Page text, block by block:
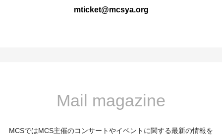
mticket@mcsya.org
Mail magazine
MCSではMCS主催のコンサートやイベントに関する最新の情報を